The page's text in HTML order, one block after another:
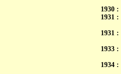
1930 :
1931 :
1931 :
1933 :
1934 :